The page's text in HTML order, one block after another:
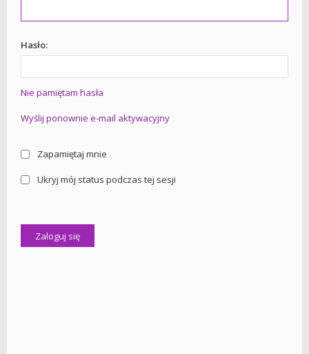
Hasło:
Nie pamiętam hasła
Wyślij ponownie e-mail aktywacyjny
Zapamiętaj mnie
Ukryj mój status podczas tej sesji